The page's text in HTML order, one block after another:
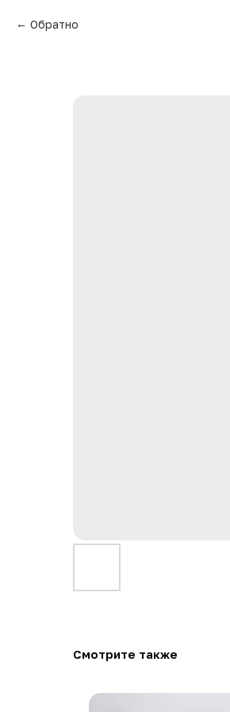
Обратно
Смотрите также